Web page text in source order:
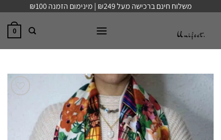
content
משלוח חינם ברכישה מעל ₪249 | מינימום הזמנה ₪100
0